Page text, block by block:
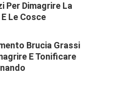
Per Dimagrire La
Le Cosce
Brucia Grassi
E Tonificare